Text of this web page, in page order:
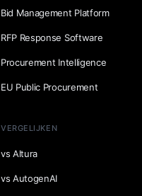
Bid Management Platform
RFP Response Software
Procurement Intelligence
EU Public Procurement
VERGELIJKEN
vs Altura
vs AutogenAI